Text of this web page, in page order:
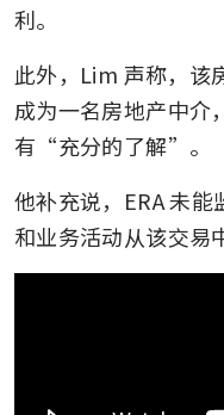
利。
此外，Lim 声称，该
成为一名房地产中介
有“充分的了解”。
他补充说，ERA 未
和业务活动从该交